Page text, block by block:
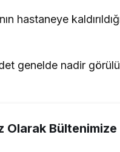
hastaneye
genelde nadir
Olarak Bültenimize